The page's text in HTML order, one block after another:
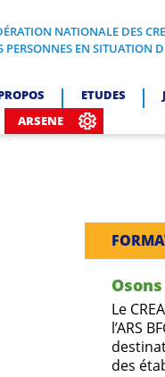
NATIONALE
NATIONALE DES
PERSONNES EN SITUATION
ETUDES
ARSENE
Le
l’ARS
des